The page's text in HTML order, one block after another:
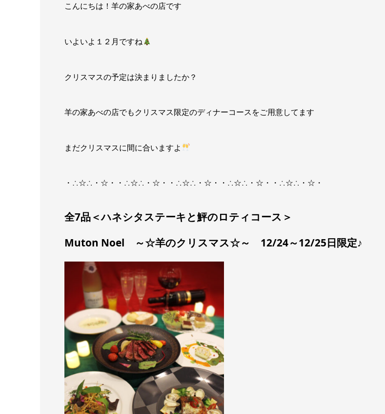
こんにちは！羊の家あべの店です
いよいよ１２月ですね
クリスマスの予定は決まりましたか？
羊の家あべの店でもクリスマス限定のディナーコースをご用意してます
まだクリスマスに間に合いますよ
・∴☆∴・☆・・∴☆∴・☆・・∴☆∴・☆・・∴☆∴・☆・・∴☆∴・☆・
全7品＜ハネシタステーキと鮃のロティコース＞
Muton Noel ～☆羊のクリスマス☆～ 12/24～12/25日限定♪